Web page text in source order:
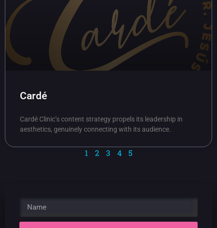
Cardé
Cardé Clinic’s content strategy propels its leadership in
aesthetics, genuinely connecting with its audience.
1 2 3 4 5